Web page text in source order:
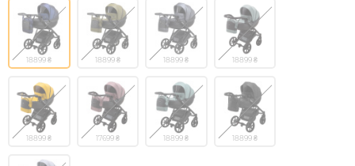
18899 ₴ 18899 ₴ 18899 ₴ 18899 ₴
18899 ₴ 17699 ₴ 18899 ₴ 18899 ₴